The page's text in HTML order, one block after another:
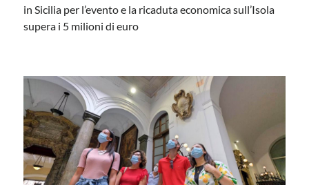
in Sicilia per l’evento e la ricaduta economica sull’Isola
supera i 5 milioni di euro